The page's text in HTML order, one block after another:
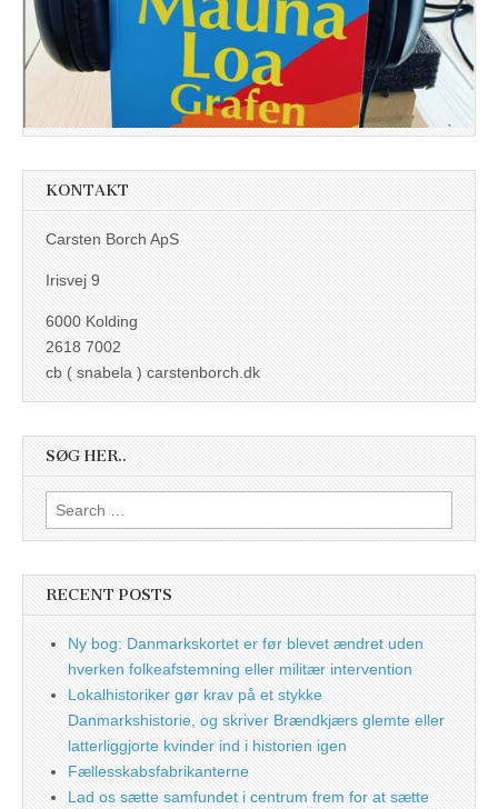
KONTAKT
Carsten Borch ApS
Irisvej 9
6000 Kolding
2618 7002
cb ( snabela ) carstenborch.dk
SØG HER..
Search
for:
RECENT POSTS
Ny bog: Danmarkskortet er før blevet ændret uden
hverken folkeafstemning eller militær intervention
Lokalhistoriker gør krav på et stykke
Danmarkshistorie, og skriver Brændkjærs glemte eller
latterliggjorte kvinder ind i historien igen
Fællesskabsfabrikanterne
Lad os sætte samfundet i centrum frem for at sætte